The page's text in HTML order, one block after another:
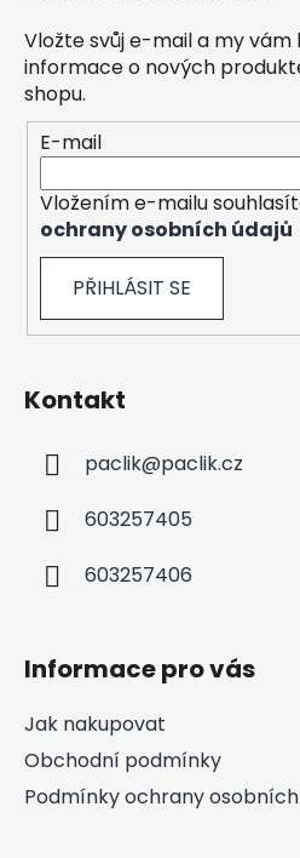
Vložte svůj e-mail a my
informace o nových
shopu.
E-mail
Vložením e-mailu
ochrany osobních údajů
PŘIHLÁSIT SE
Kontakt
paclik@paclik.cz
603257405
603257406
Informace pro vás
Jak nakupovat
Obchodní podmínky
Podmínky ochrany